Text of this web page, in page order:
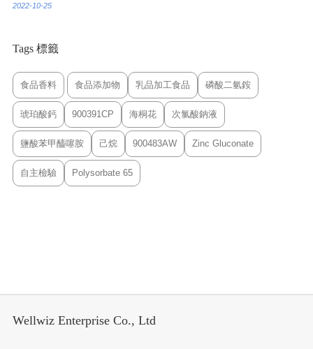
2022-10-25
Tags 標籤
食品香料 食品添加物 乳品加工食品 磷酸二氫銨
琥珀酸鈣 900391CP 海桐花 次氯酸鈉液
鹽酸苯甲醯噻胺 己烷 900483AW Zinc Gluconate
自主檢驗 Polysorbate 65
Wellwiz Enterprise Co., Ltd